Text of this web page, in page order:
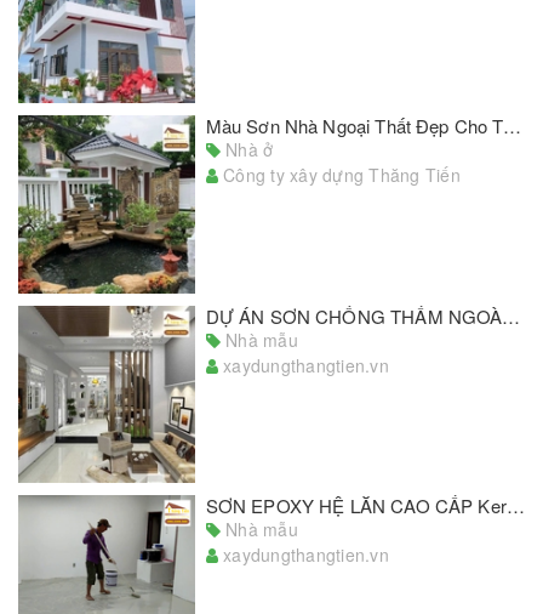
Màu Sơn Nhà Ngoại Thất Đẹp Cho Tổ Ấm Thân Yêu Của Bạn
Nhà ở
Công ty xây dựng Thăng Tiến
DỰ ÁN SƠN CHỐNG THẤM NGOÀI TRỜI THỰC TẾ 2020, ĐÁNH GIÁ CÔNG KHAI TỪ KHÁCH HÀNG
Nhà mẫu
xaydungthangtien.vn
SƠN EPOXY HỆ LĂN CAO CẤP KeraSEAL ADO121
Nhà mẫu
xaydungthangtien.vn